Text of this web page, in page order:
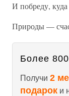
И побреду, куда
Природы —
Более
Получи 2
подарок и